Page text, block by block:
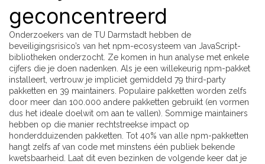
geconcentreerd
Onderzoekers van de TU Darmstadt hebben de
beveiligingsrisico’s van het npm-ecosysteem van JavaScript-
bibliotheken onderzocht. Ze komen in hun analyse met enkele
cijfers die je doen nadenken. Als je een willekeurig npm-pakket
installeert, vertrouw je impliciet gemiddeld 79 third-party
pakketten en 39 maintainers. Populaire pakketten worden zelfs
door meer dan 100.000 andere pakketten gebruikt (en vormen
dus het ideale doelwit om aan te vallen). Sommige maintainers
hebben op die manier rechtstreekse impact op
honderdduizenden pakketten. Tot 40% van alle npm-pakketten
hangt zelfs af van code met minstens één publiek bekende
kwetsbaarheid. Laat dit even bezinken de volgende keer dat je